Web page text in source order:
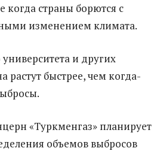
когда страны борются с
изменением климата.
и других
растут быстрее, чем когда-
«Туркменгаз» планирует
объемов выбросов